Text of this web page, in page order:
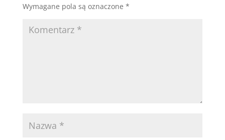
Wymagane pola są oznaczone *